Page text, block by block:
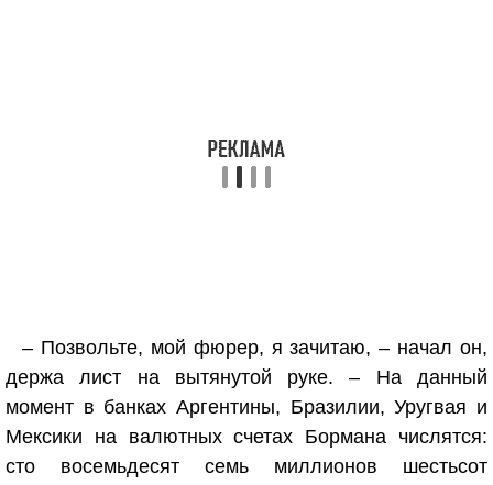
– Позвольте, мой фюрер, я зачитаю, – начал он,
держа лист на вытянутой руке. – На данный
момент в банках Аргентины, Бразилии, Уругвая и
Мексики на валютных счетах Бормана числятся:
сто восемьдесят семь миллионов шестьсот